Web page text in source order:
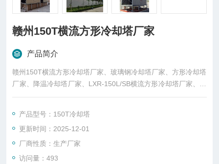
赣州150T横流方形冷却塔厂家
产品简介
赣州150T横流方形冷却塔厂家、玻璃钢冷却塔厂家、方形冷却塔
厂家、降温冷却塔厂家、LXR-150L/SB横流方形冷却塔厂家、江
西赣州冷却塔厂家、赣州降温冷却塔厂家、水循环降温冷却塔厂
产品型号：150T冷却塔
更新时间：2025-12-01
厂商性质：生产厂家
访问量：493